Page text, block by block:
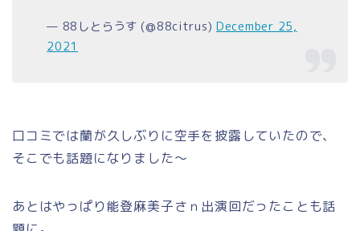
— 88しとらうす (@88citrus)December 25,
2021
口コミでは蘭が久しぶりに空手を披露していたので、
そこでも話題になりました～
あとはやっぱり能登麻美子さｎ出演回だったことも話